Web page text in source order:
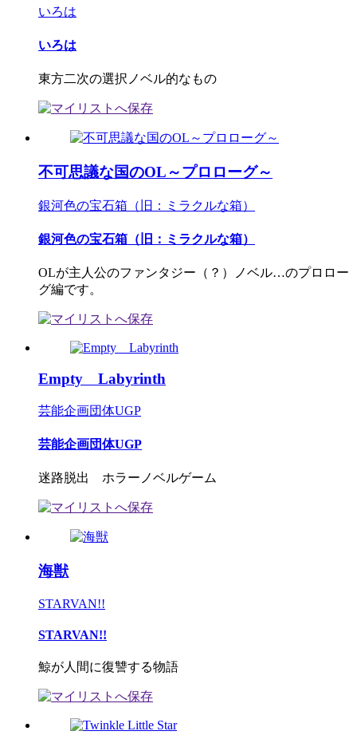
いろは
いろは
東方二次の選択ノベル的なもの
不可思議な国のOL～プロローグ～
銀河色の宝石箱（旧：ミラクルな箱）
銀河色の宝石箱（旧：ミラクルな箱）
OLが主人公のファンタジー（？）ノベル…のプロロー
グ編です。
Empty Labyrinth
芸能企画団体UGP
芸能企画団体UGP
迷路脱出 ホラーノベルゲーム
海獣
STARVAN!!
STARVAN!!
鯨が人間に復讐する物語